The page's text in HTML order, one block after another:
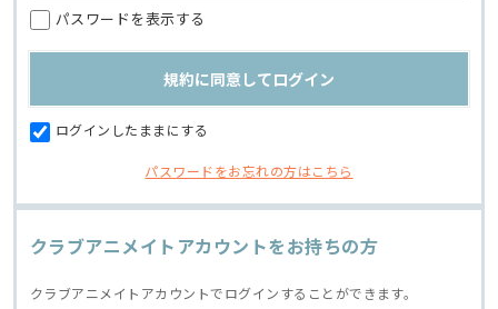
パスワードを表示する
ログインしたままにする
パスワードをお忘れの方はこちら
クラブアニメイトアカウントをお持ちの方
クラブアニメイトアカウントでログインすることができます。